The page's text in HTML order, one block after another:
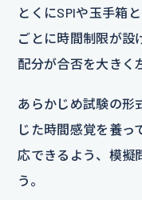
とくにSPIや玉手箱
ごとに時間制限が設
配分が合否を大きく
あらかじめ試験の形
じた時間感覚を養っ
応できるよう、模擬
う。